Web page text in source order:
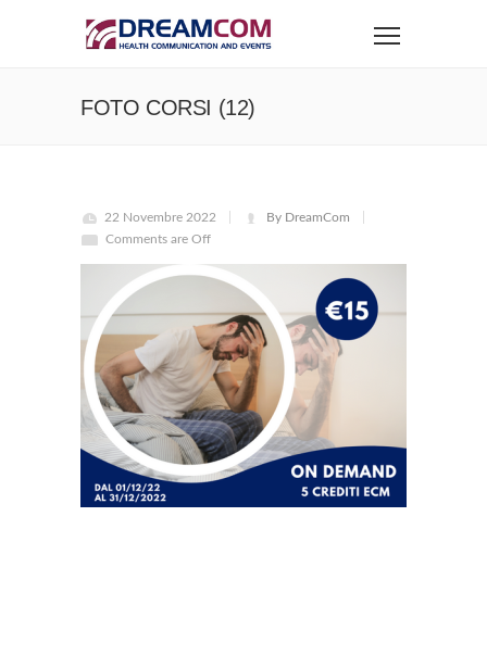
FOTO CORSI (12)
22 Novembre 2022
By DreamCom
Comments are Off